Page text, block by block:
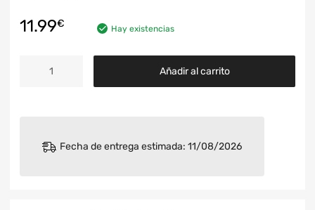
11.99€ Hay existencias
Añadir al carrito
Fecha de entrega estimada: 11/08/2026